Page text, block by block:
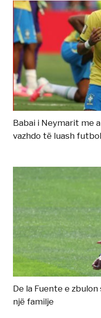
Babai i Neymarit me
vazhdo të luash
De la Fuente e
një familje